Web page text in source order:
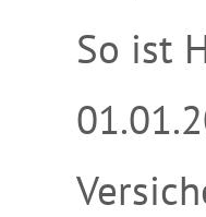
So ist